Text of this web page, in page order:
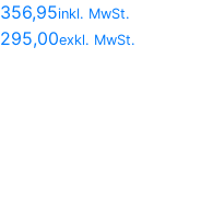
356,95inkl. MwSt.
295,00exkl. MwSt.